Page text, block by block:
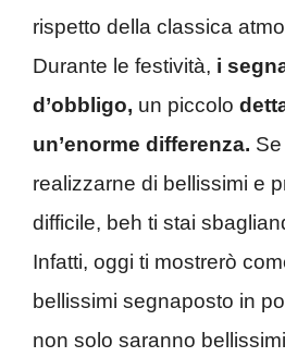
rispetto della classica
Durante le festività, i
d’obbligo, un piccolo
un’enorme differenza.
realizzarne di bellissimi e
difficile, beh ti stai
Infatti, oggi ti mostrerò
bellissimi segnaposto in
non solo saranno